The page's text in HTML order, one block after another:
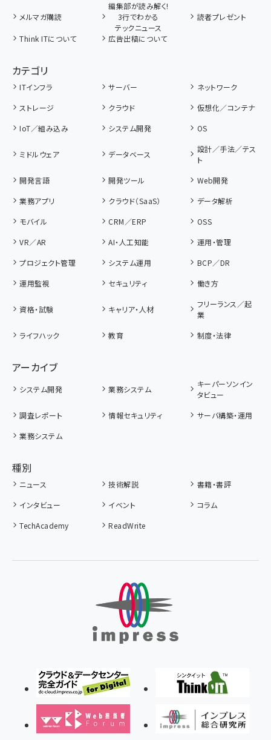
メルマガ購読
編集部が読み解く!
3行でわかる
テックニュース
読者プレゼント
Think ITについて 広告出稿について
カテゴリ
ITインフラ サーバー
ネットワーク
ストレージ
クラウド
仮想化／コンテナ
IoT／組み込み
システム開発 OS
ミドルウェア データベース
設計／手法／テス
ト
開発言語
開発ツール
Web開発
業務アプリ
クラウド（SaaS）
データ解析
モバイル
CRM／ERP
OSS
VR／AR
AI・人工知能
運用・管理
プロジェクト管理
システム運用
BCP／DR
運用監視
セキュリティ 働き方
資格・試験 キャリア・人材
フリーランス／起
業
ライフハック
教育 制度・法律
アーカイブ
システム開発 業務システム
キーパーソンイン
タビュー
調査レポート
情報セキュリティ
サーバ構築・運用
業務システム
種別
ニュース 技術解説
書籍・書評
インタビュー
イベント
コラム
TechAcademy
ReadWrite